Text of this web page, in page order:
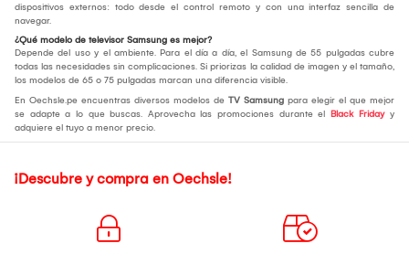
dispositivos externos: todo desde el control remoto y con una interfaz sencilla de
navegar.
¿Qué modelo de televisor Samsung es mejor?
Depende del uso y el ambiente. Para el día a día, el Samsung de 55 pulgadas cubre
todas las necesidades sin complicaciones. Si priorizas la calidad de imagen y el tamaño,
los modelos de 65 o 75 pulgadas marcan una diferencia visible.
En Oechsle.pe encuentras diversos modelos de TV Samsung para elegir el que mejor
se adapte a lo que buscas. Aprovecha las promociones durante el Black Fridayy
adquiere el tuyo a menor precio.
¡Descubre y compra en Oechsle!